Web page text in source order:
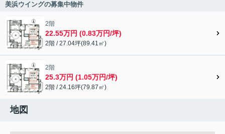
美浜ウイングの募集中物件
2階
22.55万円 (0.83万円/坪)
2階 / 27.04坪(89.41㎡)
2階
25.3万円 (1.05万円/坪)
2階 / 24.16坪(79.87㎡)
地図